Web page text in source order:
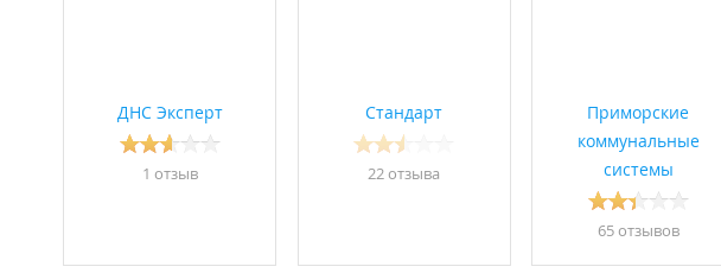
ДНС Эксперт
1 отзыв
Стандарт
22 отзывa
Приморские
коммунальные
системы
65 отзывов